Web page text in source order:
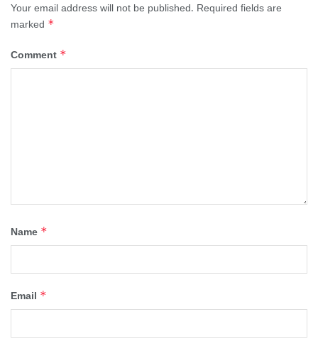
Your email address will not be published. Required fields are
marked *
Comment *
Name *
Email *